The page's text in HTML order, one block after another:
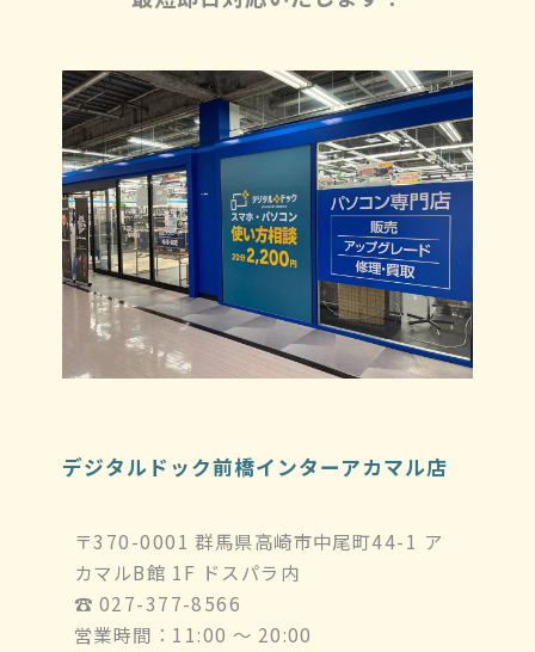
デジタルドック前橋インターアカマル店
〒370-0001 群馬県高崎市中尾町44-1 ア
カマルB館 1F ドスパラ内
☎︎ 027-377-8566
営業時間：11:00 ～ 20:00